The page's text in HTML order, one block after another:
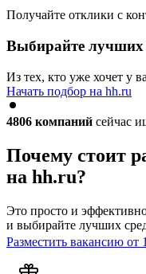
Получайте отклики с
Выбирайте лучших
Из тех, кто уже хочет у
Начать подбор на hh.ru
4806 компаний сейчас
Почему стоит
на hh.ru?
Это просто и
и выбирайте лучших
Разместить вакансию от